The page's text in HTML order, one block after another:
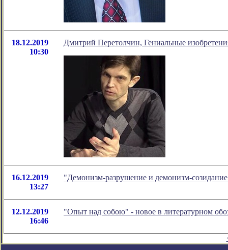
18.12.2019
10:30
Дмитрий Перетолчин, Гениальные
16.12.2019
13:27
"Демонизм-разрушение и демонизм-
12.12.2019
16:46
"Опыт над собою" - новое в литературном